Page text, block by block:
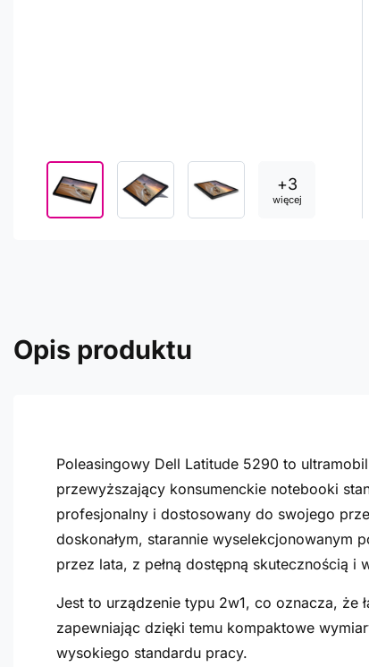
+3
więcej
Opis produktu
Poleasingowy Dell Latitude 5290 to
przewyższający konsumenckie notebooki
profesjonalny i dostosowany do swojego
doskonałym, starannie wyselekcjonowanym
przez lata, z pełną dostępną skutecznością i
Jest to urządzenie typu 2w1, co oznacza, że
zapewniając dzięki temu kompaktowe
wysokiego standardu pracy.